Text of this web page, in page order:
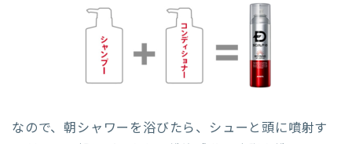
なので、朝シャワーを浴びたら、シューと頭に噴射す